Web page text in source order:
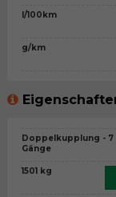
l/100km
g/km
Doppelkupplung - 7
Gänge
1501 kg